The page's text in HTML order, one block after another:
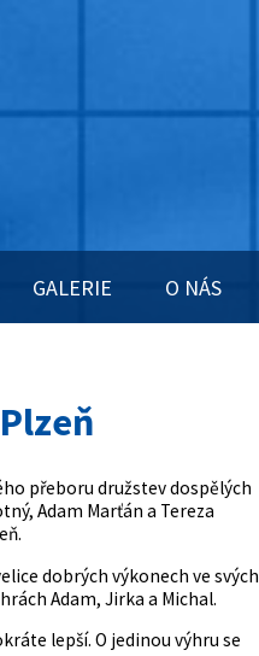
GALERIE O NÁS
přeboru družstev dospělých
Adam Marťán a Tereza
dobrých výkonech ve svých
Adam, Jirka a Michal.
lepší. O jedinou výhru se